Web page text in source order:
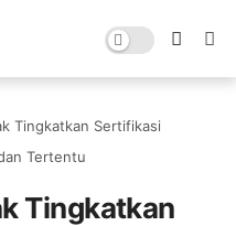
Tingkatkan Sertifikasi
Tertentu
Tingkatkan